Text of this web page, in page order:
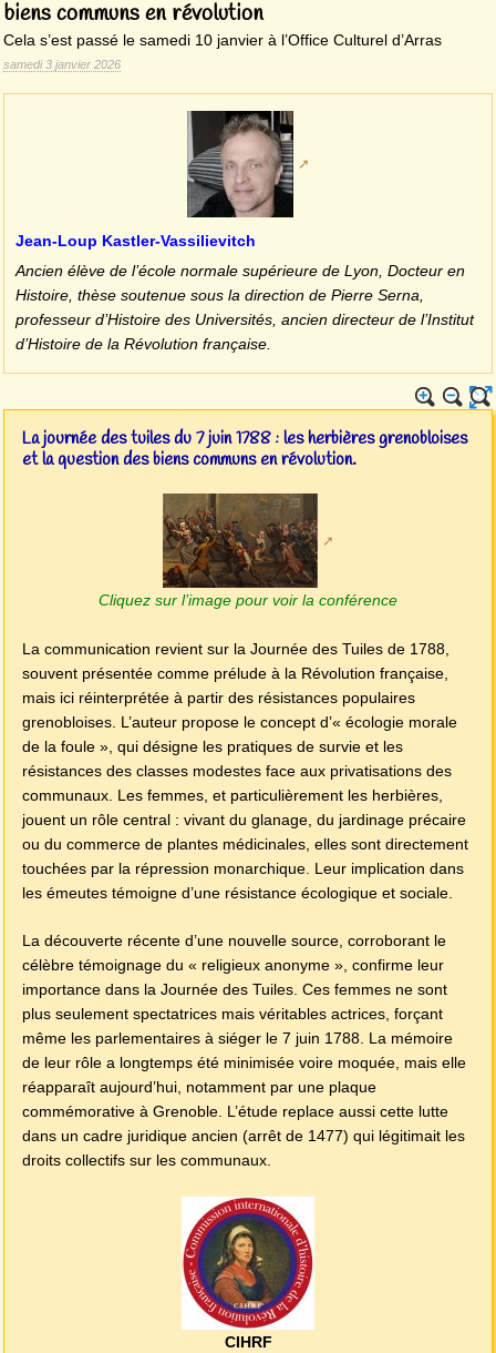
biens communs en révolution
Cela s’est passé le samedi 10 janvier à l’Office Culturel d’Arras
samedi 3 janvier 2026
Jean-Loup Kastler-Vassilievitch
Ancien élève de l’école normale supérieure de Lyon, Docteur en
Histoire, thèse soutenue sous la direction de Pierre Serna,
professeur d’Histoire des Universités, ancien directeur de l’Institut
d’Histoire de la Révolution française.
La journée des tuiles du 7 juin 1788 : les herbières grenobloises
et la question des biens communs en révolution.
Cliquez sur l’image pour voir la conférence
La communication revient sur la Journée des Tuiles de 1788,
souvent présentée comme prélude à la Révolution française,
mais ici réinterprétée à partir des résistances populaires
grenobloises. L’auteur propose le concept d’« écologie morale
de la foule », qui désigne les pratiques de survie et les
résistances des classes modestes face aux privatisations des
communaux. Les femmes, et particulièrement les herbières,
jouent un rôle central : vivant du glanage, du jardinage précaire
ou du commerce de plantes médicinales, elles sont directement
touchées par la répression monarchique. Leur implication dans
les émeutes témoigne d’une résistance écologique et sociale.
La découverte récente d’une nouvelle source, corroborant le
célèbre témoignage du « religieux anonyme », confirme leur
importance dans la Journée des Tuiles. Ces femmes ne sont
plus seulement spectatrices mais véritables actrices, forçant
même les parlementaires à siéger le 7 juin 1788. La mémoire
de leur rôle a longtemps été minimisée voire moquée, mais elle
réapparaît aujourd’hui, notamment par une plaque
commémorative à Grenoble. L’étude replace aussi cette lutte
dans un cadre juridique ancien (arrêt de 1477) qui légitimait les
droits collectifs sur les communaux.
CIHRF